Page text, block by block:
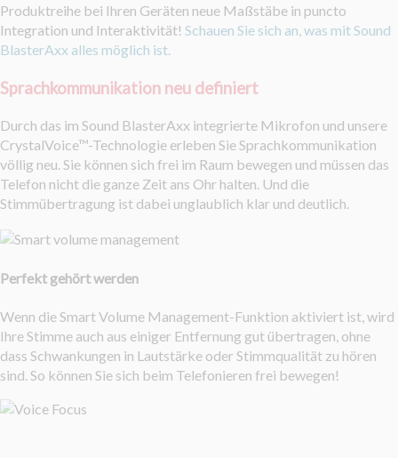
Produktreihe bei Ihren Geräten neue Maßstäbe in puncto
Integration und Interaktivität! Schauen Sie sich an, was mit Sound
BlasterAxx alles möglich ist.
Sprachkommunikation neu definiert
Durch das im Sound BlasterAxx integrierte Mikrofon und unsere
CrystalVoice™-Technologie erleben Sie Sprachkommunikation
völlig neu. Sie können sich frei im Raum bewegen und müssen das
Telefon nicht die ganze Zeit ans Ohr halten. Und die
Stimmübertragung ist dabei unglaublich klar und deutlich.
Perfekt gehört werden
Wenn die Smart Volume Management-Funktion aktiviert ist, wird
Ihre Stimme auch aus einiger Entfernung gut übertragen, ohne
dass Schwankungen in Lautstärke oder Stimmqualität zu hören
sind. So können Sie sich beim Telefonieren frei bewegen!